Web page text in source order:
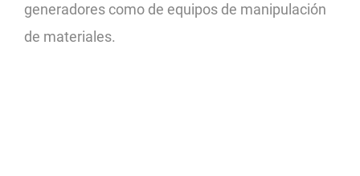
generadores como de equipos de manipulación
de materiales.